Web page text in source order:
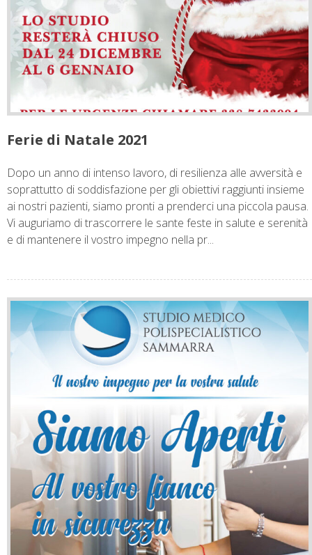
Ferie di Natale 2021
Dopo un anno di intenso lavoro, di resilienza alle avversità e
soprattutto di soddisfazione per gli obiettivi raggiunti insieme
ai nostri pazienti, siamo pronti a prenderci una piccola pausa.
Vi auguriamo di trascorrere le sante feste in salute e serenità
e di mantenere il vostro impegno nella pr...